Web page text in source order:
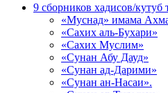
9 сборников хадисов/кутуб
«Муснад» имама
«Сахих аль-Бухари»
«Сахих Муслим»
«Сунан Абу Дауд»
«Сунан ад-Дарими»
«Сунан ан-Насаи».